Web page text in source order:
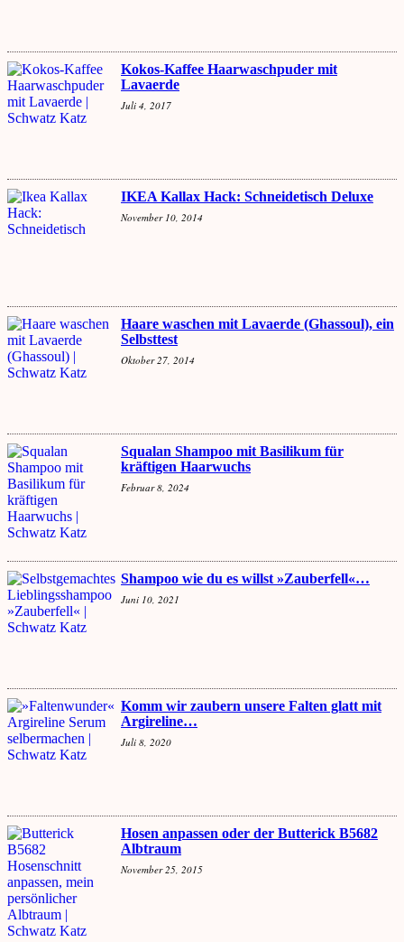
Kokos-Kaffee Haarwaschpuder mit
Lavaerde
Juli 4, 2017
IKEA Kallax Hack: Schneidetisch Deluxe
November 10, 2014
Haare waschen mit Lavaerde (Ghassoul), ein
Selbsttest
Oktober 27, 2014
Squalan Shampoo mit Basilikum für
kräftigen Haarwuchs
Februar 8, 2024
Shampoo wie du es willst »Zauberfell«…
Juni 10, 2021
Komm wir zaubern unsere Falten glatt mit
Argireline…
Juli 8, 2020
Hosen anpassen oder der Butterick B5682
Albtraum
November 25, 2015